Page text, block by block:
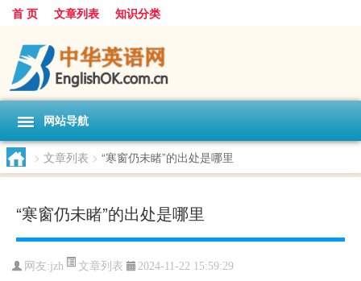
首 页 文章列表 知识分类
网站导航
> 文章列表 > “寒窗仍未睹”的出处是哪里
“寒窗仍未睹”的出处是哪里
网友:jzh 文章列表 2024-11-22 15:59:29